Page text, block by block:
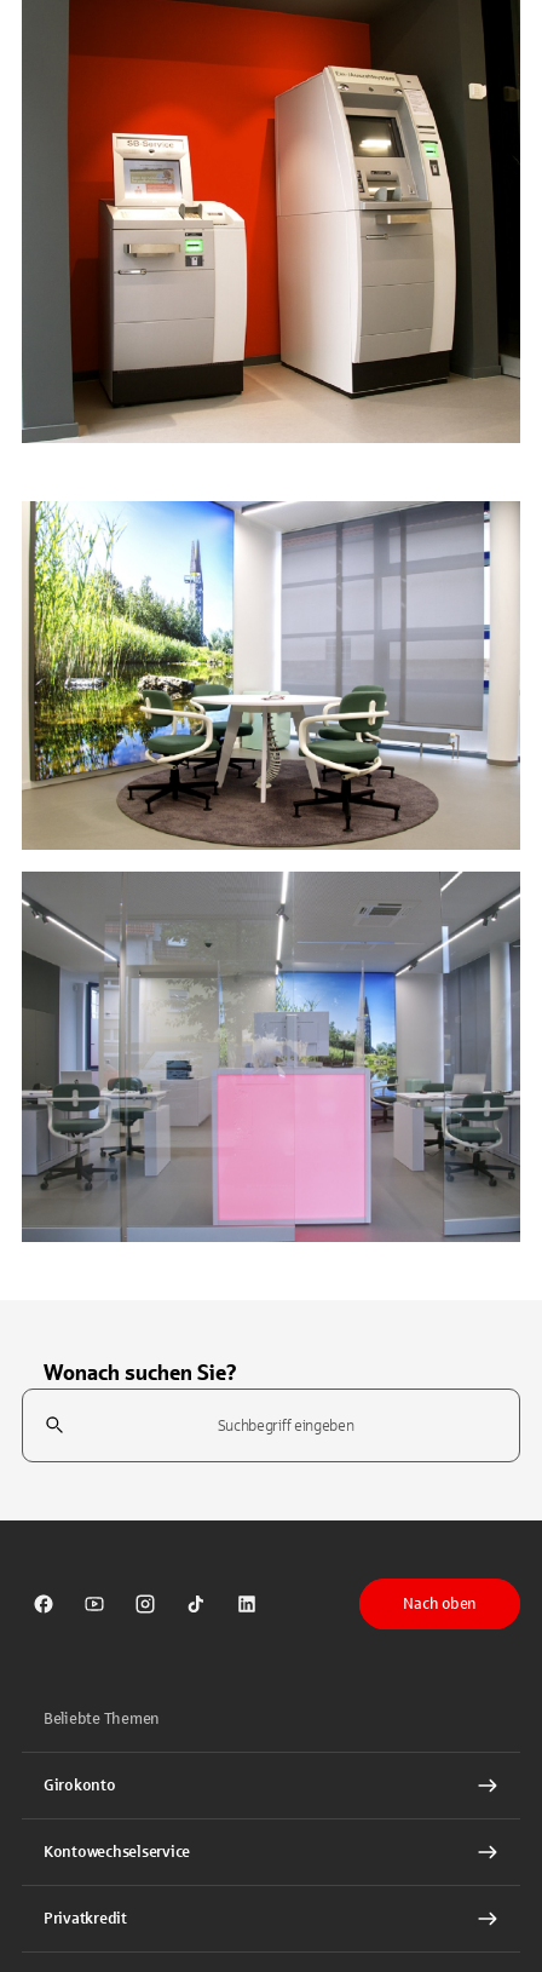
Wonach suchen Sie?
Suchfeld
Sparkasse auf Facebook
Sparkasse auf Youtube
Sparkasse auf Instagram
Sparkasse auf TikTok
Sparkasse auf LinkedIn
Nach oben
Beliebte Themen
Girokonto
Kontowechselservice
Privatkredit